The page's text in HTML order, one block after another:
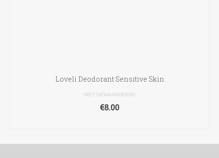
Loveli Deodorant Sensitive Skin
NIET GEWAARDEERD
€8.00